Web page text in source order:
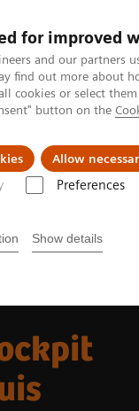
for improved
and our partners
find out more about
cookies or select
button on the
Allow
Preferences
Show details
& Solutions in